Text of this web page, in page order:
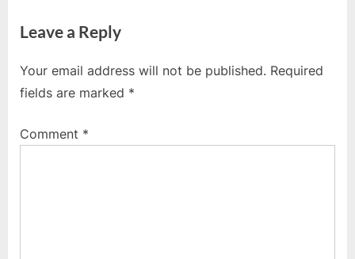
i
u
s
o
x
P
o
t
Leave a Reply
Your email address will not be published. Required
fields are marked *
Comment *